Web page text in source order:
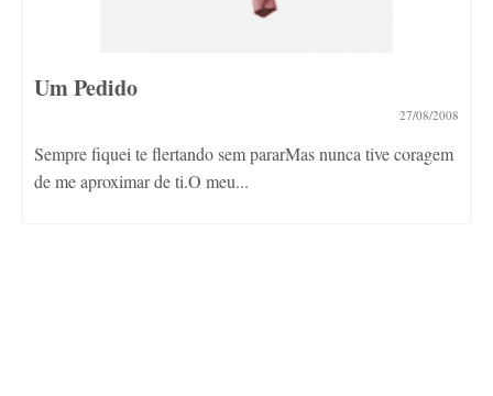
Um Pedido
27/08/2008
Sempre fiquei te flertando sem pararMas nunca tive coragem
de me aproximar de ti.O meu...